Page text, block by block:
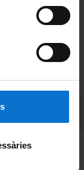
PEU 1
y términos
UBtv